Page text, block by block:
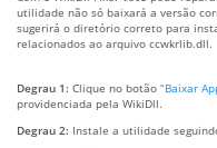
utilidade não só baixará a versão
sugerirá o diretório correto para
relacionados ao arquivo ccwkrlib.dll.
Degrau 1: Clique no botão “Baixar
providenciada pela WikiDll.
Degrau 2: Instale a utilidade